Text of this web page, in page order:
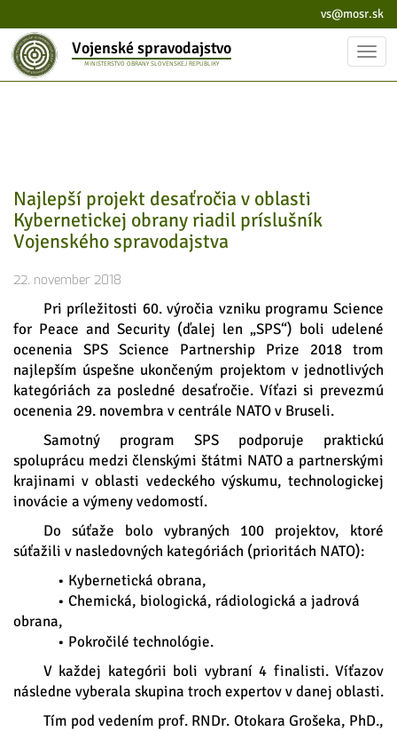
vs@mosr.sk
Vojenské spravodajstvo
MINISTERSTVO OBRANY SLOVENSKEJ REPUBLIKY
Najlepší projekt desaťročia v oblasti
Kybernetickej obrany riadil príslušník
Vojenského spravodajstva
22. november 2018
Pri príležitosti 60. výročia vzniku programu Science
for Peace and Security (ďalej len „SPS“) boli udelené
ocenenia SPS Science Partnership Prize 2018 trom
najlepším úspešne ukončeným projektom v jednotlivých
kategóriách za posledné desaťročie. Víťazi si prevezmú
ocenenia 29. novembra v centrále NATO v Bruseli.
Samotný program SPS podporuje praktickú
spoluprácu medzi členskými štátmi NATO a partnerskými
krajinami v oblasti vedeckého výskumu, technologickej
inovácie a výmeny vedomostí.
Do súťaže bolo vybraných 100 projektov, ktoré
súťažili v nasledovných kategóriách (prioritách NATO):
• Kybernetická obrana,
• Chemická, biologická, rádiologická a jadrová
obrana,
• Pokročilé technológie.
V každej kategórii boli vybraní 4 finalisti. Víťazov
následne vyberala skupina troch expertov v danej oblasti.
Tím pod vedením prof. RNDr. Otokara Grošeka, PhD.,